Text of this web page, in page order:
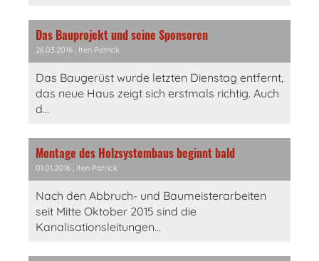
Das Bauprojekt und seine Sponsoren
26.03.2016 , Iten Patrick
Das Baugerüst wurde letzten Dienstag entfernt,
das neue Haus zeigt sich erstmals richtig. Auch
d...
Montage des Holzsystembaus beginnt bald
01.01.2016 , Iten Patrick
Nach den Abbruch- und Baumeisterarbeiten
seit Mitte Oktober 2015 sind die
Kanalisationsleitungen...